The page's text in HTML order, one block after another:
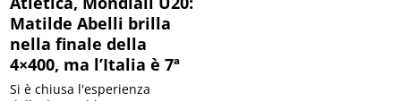
Matilde Abelli brilla
nella finale della
4×400, ma l’Italia è 7ª
Si è chiusa l'esperienza